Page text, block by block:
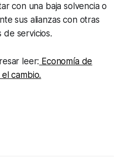
con una baja solvencia o
sus alianzas con otras
de servicios.
leer: Economía de
cambio.